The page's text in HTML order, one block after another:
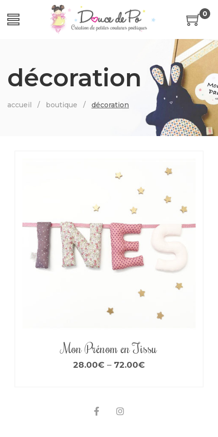
0
décoration
accueil / boutique / décoration
Mon Prénom en Tissu
28.00€ – 72.00€